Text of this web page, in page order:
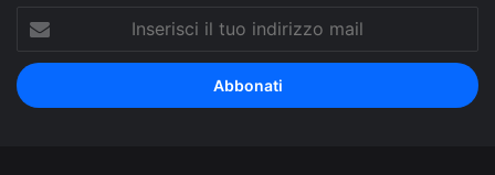
tuo
indirizzo
mail